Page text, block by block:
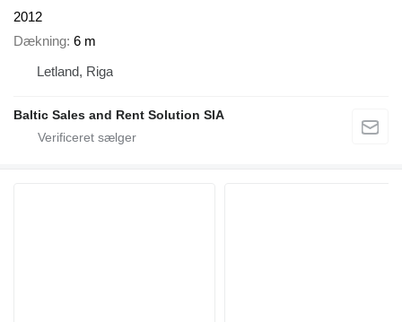
2012
Dækning 6 m
Letland, Riga
Baltic Sales and Rent Solution SIA